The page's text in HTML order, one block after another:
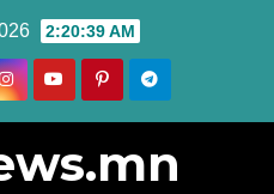
2:20:40 AM